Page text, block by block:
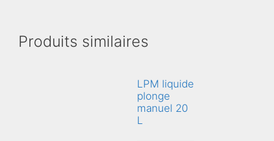
Produits similaires
LPM liquide
plonge
manuel 20
L